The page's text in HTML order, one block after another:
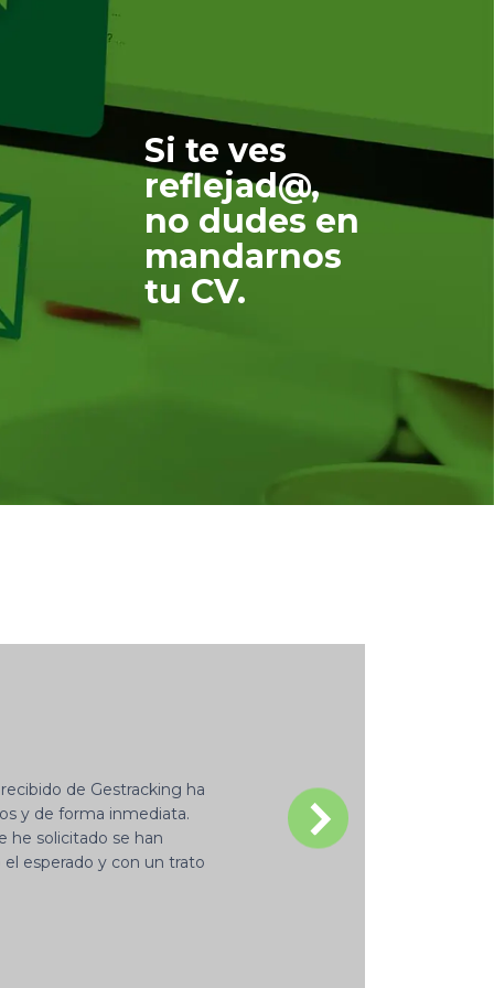
Si te ves
reflejad@,
no dudes en
mandarnos
tu CV.
de Gestracking ha
y de forma inmediata.
he solicitado se han
el esperado y con un trato